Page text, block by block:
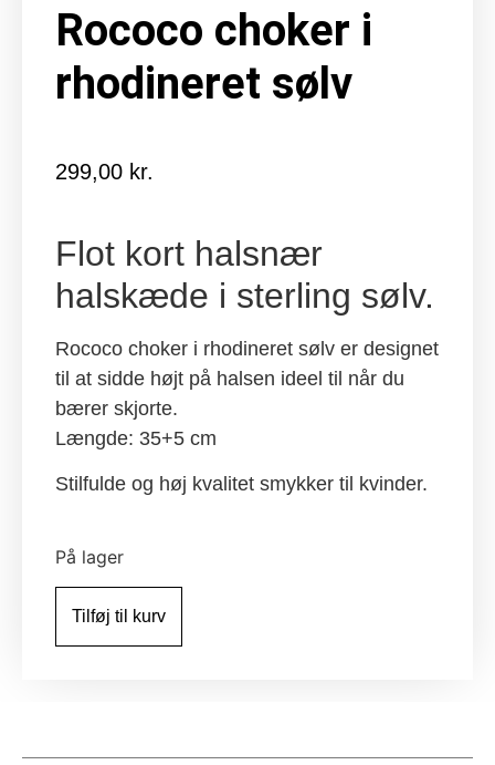
Rococo choker i
rhodineret sølv
299,00 kr.
Flot kort halsnær
halskæde i sterling sølv.
Rococo choker i rhodineret sølv er designet
til at sidde højt på halsen ideel til når du
bærer skjorte.
Længde: 35+5 cm
Stilfulde og høj kvalitet smykker til kvinder.
På lager
Rococo
choker
rhodineret
Tilføj til kurv